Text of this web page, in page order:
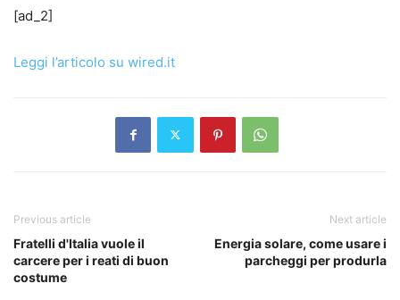
[ad_2]
Leggi l’articolo su wired.it
Previous article
Fratelli d'Italia vuole il
carcere per i reati di buon
costume
Next article
Energia solare, come usare i
parcheggi per produrla